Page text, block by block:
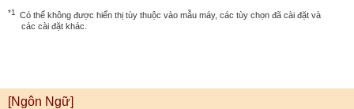
*1
Có thể không được hiển thị tùy thuộc vào mẫu máy, các tùy chọn đã cài đặt và
các cài đặt khác.
[Ngôn Ngữ]